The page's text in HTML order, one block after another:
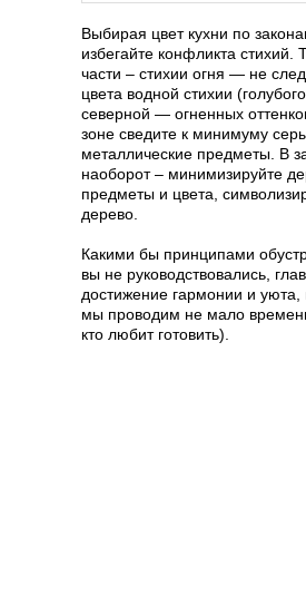
Выбирая цвет кухни по
избегайте конфликта стихий.
части – стихии огня — не
цвета водной стихии
северной — огненных
зоне сведите к минимуму
металлические предметы. В
наоборот – минимизируйте
предметы и цвета,
дерево.
Какими бы принципами
вы не руководствовались,
достижение гармонии и уюта,
мы проводим не мало
кто любит готовить).